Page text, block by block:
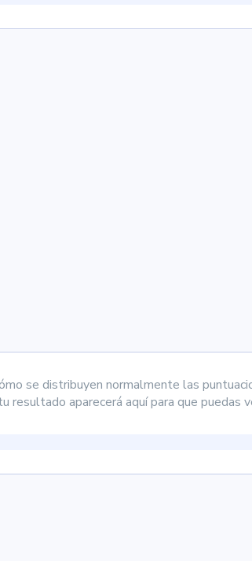
se distribuyen normalmente las
resultado aparecerá aquí para que puedas